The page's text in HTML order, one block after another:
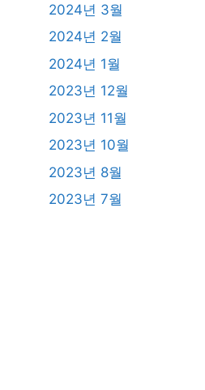
2024년 3월
2024년 2월
2024년 1월
2023년 12월
2023년 11월
2023년 10월
2023년 8월
2023년 7월